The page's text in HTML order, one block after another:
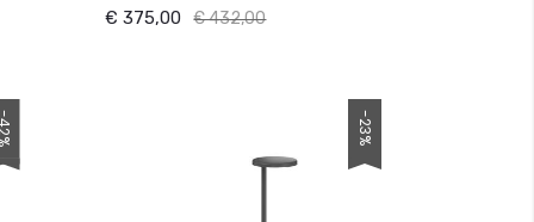
€ 375,00 € 432,00
-42% -23%